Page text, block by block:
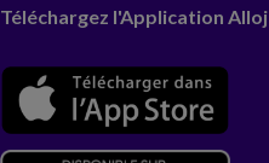
Téléchargez l'Application Alloj